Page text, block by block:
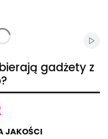
gadżety z
JAKOŚCI